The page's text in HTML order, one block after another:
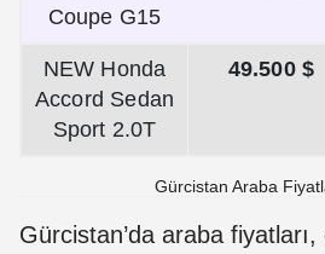
Coupe G15
NEW Honda
Accord Sedan
Sport 2.0T
49.500 $
Gürcistan Araba
Gürcistan’da araba